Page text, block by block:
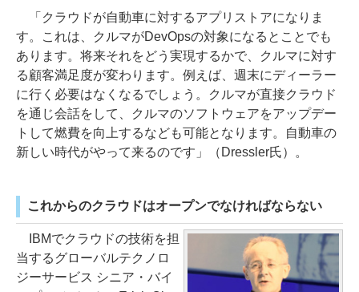
「クラウドが自動車に対するアプリストアになりま
す。これは、クルマがDevOpsの対象になるとことでも
あります。将来それをどう実現するかで、クルマに対す
る顧客満足度が変わります。例えば、週末にディーラー
に行く必要はなくなるでしょう。クルマが直接クラウド
を通じ会話をして、クルマのソフトウェアをアップデー
トして燃費を向上するなども可能となります。自動車の
新しい時代がやって来るのです」（Dressler氏）。
これからのクラウドはオープンでなければならない
IBMでクラウドの技術を担
当するグローバルテクノロ
ジーサービス シニア・バイ